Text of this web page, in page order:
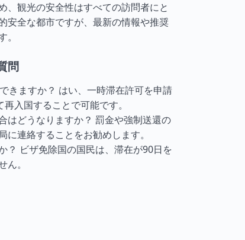
、観光の安全性はすべての訪問者にと
安全な都市ですが、最新の情報や推奨
問
きますか？ はい、一時滞在許可を申請
入国することで可能です。
はどうなりますか？ 罰金や強制送還の
連絡することをお勧めします。
？ ビザ免除国の国民は、滞在が90日を
。